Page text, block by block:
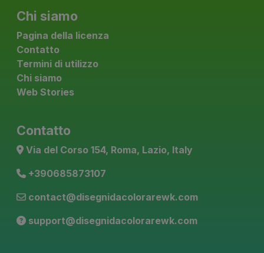
Chi siamo
Pagina della licenza
Contatto
Termini di utilizzo
Chi siamo
Web Stories
Contatto
Via del Corso 154, Roma, Lazio, Italy
+390685873107
contact@disegnidacolorarewk.com
support@disegnidacolorarewk.com